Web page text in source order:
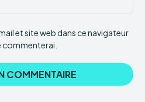
:
et site web dans ce navigateur
commenterai.